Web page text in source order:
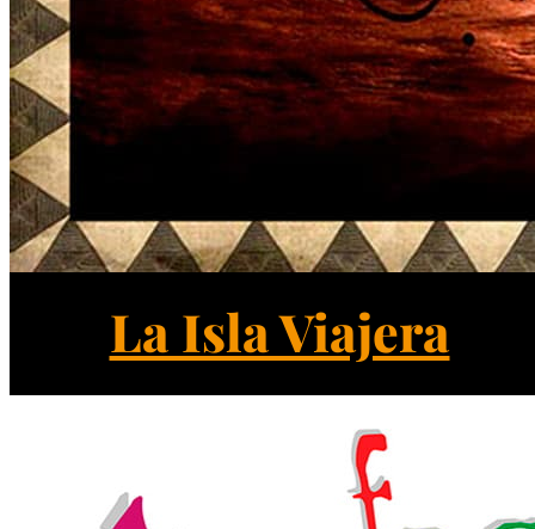
La Isla Viajera